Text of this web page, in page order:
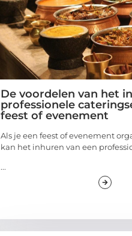
De voordelen van het
professionele
feest of evenement
Als je een feest of evenement
kan het inhuren van een
...